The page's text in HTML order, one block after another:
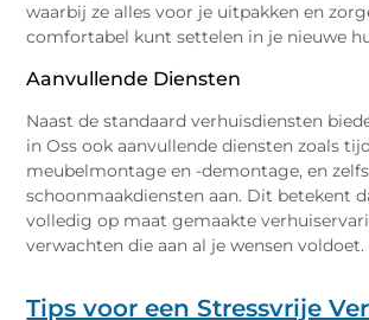
waarbij ze alles voor je uitpakken en
comfortabel kunt settelen in je nieuwe
Aanvullende Diensten
Naast de standaard verhuisdiensten
in Oss ook aanvullende diensten zoals
meubelmontage en -demontage, en zelfs
schoonmaakdiensten aan. Dit betekent
volledig op maat gemaakte
verwachten die aan al je wensen voldoet.
Tips voor een Stressvrije